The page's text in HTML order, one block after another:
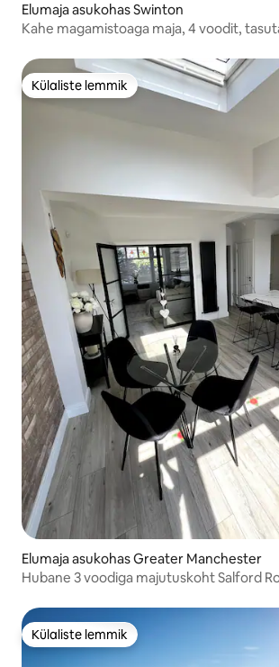
Elumaja asukohas Swinton
Kahe magamistoaga maja, 4 voodit,
Külaliste lemmik
Külaliste lemmik
Elumaja asukohas Greater Manchester
Hubane 3 voodiga majutuskoht Salford
Külaliste lemmik
Külaliste lemmik